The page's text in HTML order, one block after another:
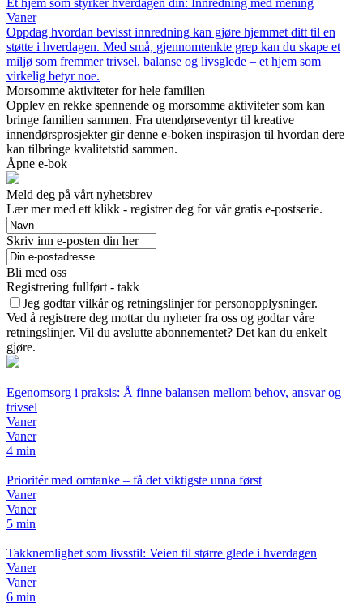
Vaner
Oppdag hvordan bevisst innredning kan gjøre hjemmet ditt til en
støtte i hverdagen. Med små, gjennomtenkte grep kan du skape et
miljø som fremmer trivsel, balanse og livsglede – et hjem som
virkelig betyr noe.
Morsomme aktiviteter for hele familien
Opplev en rekke spennende og morsomme aktiviteter som kan
bringe familien sammen. Fra utendørseventyr til kreative
innendørsprosjekter gir denne e-boken inspirasjon til hvordan dere
kan tilbringe kvalitetstid sammen.
Åpne e-bok
Meld deg på vårt nyhetsbrev
Lær mer med ett klikk - registrer deg for vår gratis e-postserie.
Skriv inn e-posten din her
Bli med oss
Registrering fullført - takk
Jeg godtar vilkår og retningslinjer for personopplysninger.
Ved å registrere deg mottar du nyheter fra oss og godtar våre
retningslinjer. Vil du avslutte abonnementet? Det kan du enkelt
gjøre.
Egenomsorg i praksis: Å finne balansen mellom behov, ansvar og
trivsel
Vaner
Vaner
4 min
Prioritér med omtanke – få det viktigste unna først
Vaner
Vaner
5 min
Takknemlighet som livsstil: Veien til større glede i hverdagen
Vaner
Vaner
6 min